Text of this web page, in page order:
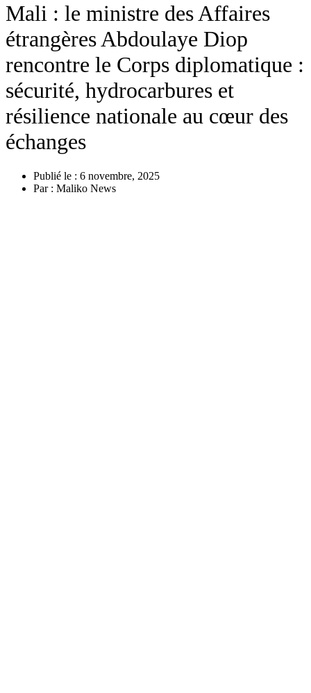
Mali : le ministre des Affaires
étrangères Abdoulaye Diop
rencontre le Corps diplomatique :
sécurité, hydrocarbures et
résilience nationale au cœur des
échanges
Publié le : 6 novembre, 2025
Par : Maliko News